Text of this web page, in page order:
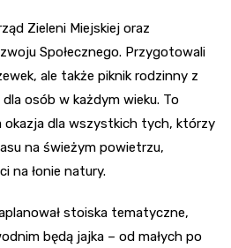
Zieleni Miejskiej oraz
Społecznego. Przygotowali
ale także piknik rodzinny z
osób w każdym wieku. To
okazja dla wszystkich tych, którzy
na świeżym powietrzu,
na łonie natury.
stoiska tematyczne,
będą jajka – od małych po